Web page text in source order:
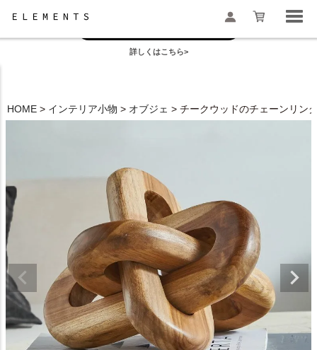
お盆の模様替えは今がおすすめ！
詳しくはこちら>
HOME インテリア小物 オブジェ チークウッドのチェーンリン